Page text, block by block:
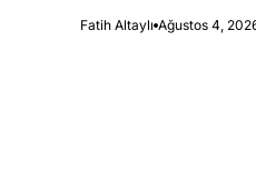
Fatih Altaylı Ağustos 4,